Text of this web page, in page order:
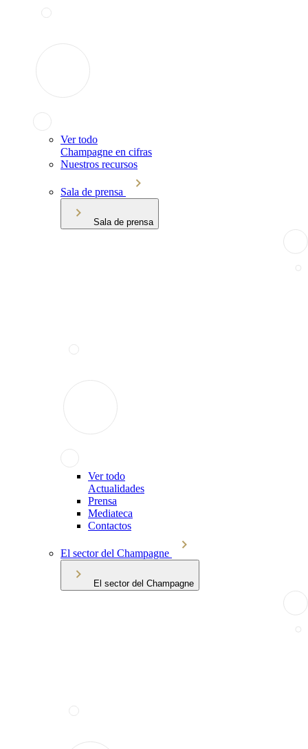
Ver todo
Champagne en cifras
Nuestros recursos
Sala de prensa
Sala de prensa
Ver todo
Actualidades
Prensa
Mediateca
Contactos
El sector del Champagne
El sector del Champagne